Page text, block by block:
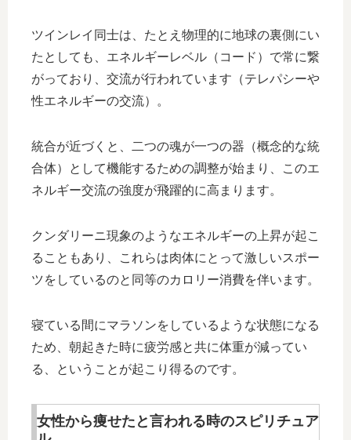
ツインレイ同士は、たとえ物理的に地球の裏側にい
たとしても、エネルギーレベル（コード）で常に繋
がっており、交流が行われています（テレパシーや
性エネルギーの交流）。
統合が近づくと、二つの魂が一つの器（概念的な統
合体）として機能するための調整が始まり、このエ
ネルギー交流の強度が飛躍的に高まります。
クンダリーニ現象のようなエネルギーの上昇が起こ
ることもあり、これらは肉体にとって激しいスポー
ツをしているのと同等のカロリー消費を伴います。
寝ている間にマラソンをしているような状態になる
ため、朝起きた時に疲労感と共に体重が減ってい
る、ということが起こり得るのです。
女性から痩せたと言われる時のスピリチュア